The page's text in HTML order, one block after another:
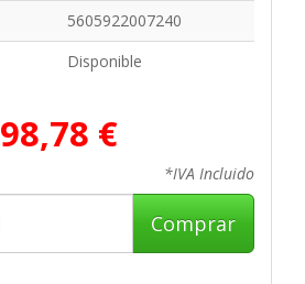
5605922007240
Disponible
98,78 €
*IVA Incluido
Comprar